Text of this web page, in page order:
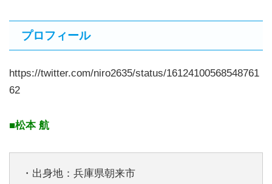
プロフィール
https://twitter.com/niro2635/status/16124100568548761
62
■松本 航
・出身地：兵庫県朝来市